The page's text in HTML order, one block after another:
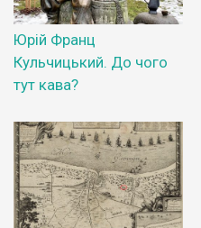
Юрій Франц
Кульчицький. До чого
тут кава?